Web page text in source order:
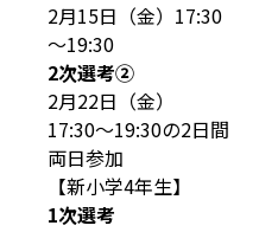
2月15日（金）17:30
～19:30
2次選考②
2月22日（金）
17:30〜19:30の2日間
両日参加
【新小学4年生】
1次選考